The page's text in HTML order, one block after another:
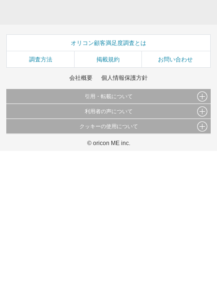
オリコン顧客満足度調査とは
調査方法 掲載規約 お問い合わせ
会社概要 個人情報保護方針
引用・転載について
当サイトで公開されている情報（文字、写真、イラスト、画像データ等）及びこれらの配
これらの情報を権利者の許可なく無断転載・複製などの二次利用を行うことは固く禁じて
利用者の声について
当サイトに掲載している内容はすべてサービスの利用者が提出された見解・感想です。
弊社の見解・ 意見ではないことをご理解いただいた上でご覧ください。
クッキーの使用について
このサイトでは Cookie を使用して、ユーザーに合わせたコンテンツや広告の表示、ソー
© oricon ME inc.